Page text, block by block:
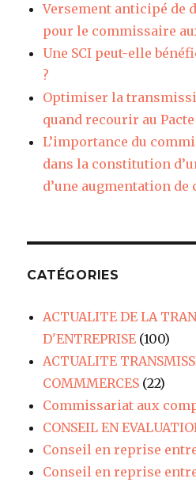
Versement anticipé de
pour le commissaire
Une SCI peut-elle
?
Optimiser la
quand recourir au
L’importance du
dans la constitution
d’une augmentation de
CATÉGORIES
ACTUALITE DE LA
D'ENTREPRISE (100)
ACTUALITE
COMMMERCES (22)
Commissariat aux
CONSEIL EN
Conseil en reprise
Conseil en reprise